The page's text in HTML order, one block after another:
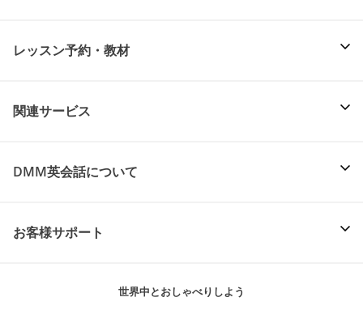
レッスン予約・教材
関連サービス
DMM英会話について
お客様サポート
世界中とおしゃべりしよう